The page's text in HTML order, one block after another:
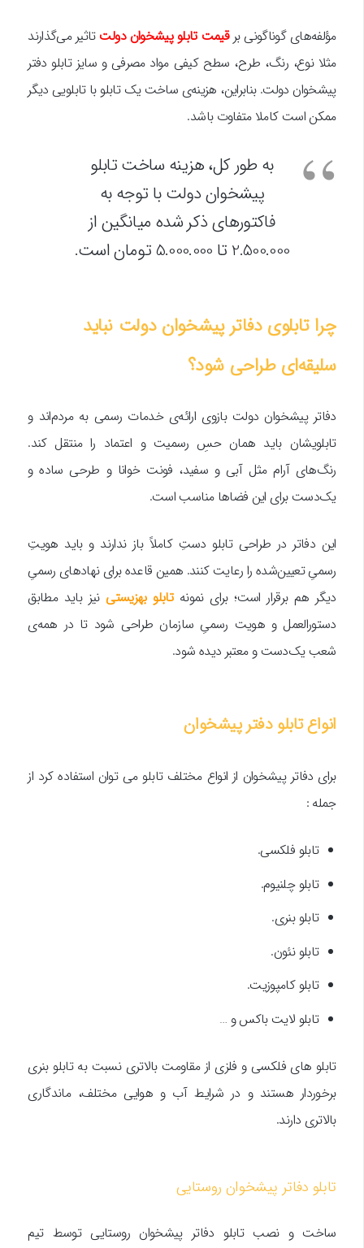
مؤلفه‌های گوناگونی برقیمت تابلو پیشخوان دولت تاثیر می‌گذارند
مثلا نوع، رنگ، طرح، سطح کیفی مواد مصرفی و سایز تابلو دفتر
پیشخوان دولت. بنابراین، هزینه‌ی ساخت یک تابلو با تابلویی دیگر
ممکن است کاملا متفاوت باشد.
به طور کل، هزینه ساخت تابلو
پیشخوان دولت با توجه به
فاکتورهای ذکر شده میانگین از
2.500.000 تا 5.000.000 تومان است.
چرا تابلوی دفاتر پیشخوان دولت نباید
سلیقه‌ای طراحی شود؟
دفاتر پیشخوان دولت بازوی ارائه‌ی خدمات رسمی به مردم‌اند و
تابلویشان باید همان حسِ رسمیت و اعتماد را منتقل کند.
رنگ‌های آرام مثل آبی و سفید، فونت خوانا و طرحی ساده و
یک‌دست برای این فضاها مناسب است.
این دفاتر در طراحی تابلو دستِ کاملاً باز ندارند و باید هویتِ
رسمیِ تعیین‌شده را رعایت کنند. همین قاعده برای نهادهای رسمیِ
دیگر هم برقرار است؛ برای نمونه تابلو بهزیستینیز باید مطابق
دستورالعمل و هویت رسمیِ سازمان طراحی شود تا در همه‌ی
شعب یک‌دست و معتبر دیده شود.
انواع تابلو دفتر پیشخوان
برای دفاتر پیشخوان از انواع مختلف تابلو می توان استفاده کرد از
جمله :
تابلو فلکسی.
تابلو چلنیوم.
تابلو بنری.
تابلو نئون.
تابلو کامپوزیت.
تابلو لایت باکس و …
تابلو های فلکسی و فلزی از مقاومت بالاتری نسبت به تابلو بنری
برخوردار هستند و در شرایط آب و هوایی مختلف، ماندگاری
بالاتری دارند.
تابلو دفاتر پیشخوان روستایی
ساخت و نصب تابلو دفاتر پیشخوان روستایی توسط تیم